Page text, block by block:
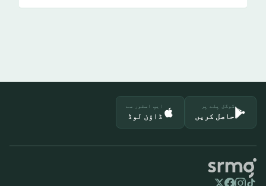
گوگل پلے پر
حاصل کریں
ایپ اسٹور سے
ڈاؤن لوڈ